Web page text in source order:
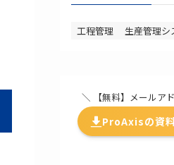
工程管理 生産管理シ
＼ 【無料】メールア
ProAxisの資